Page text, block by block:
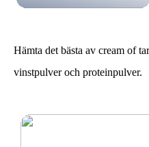
Hämta det bästa av cream of
vinstpulver och proteinpulver.